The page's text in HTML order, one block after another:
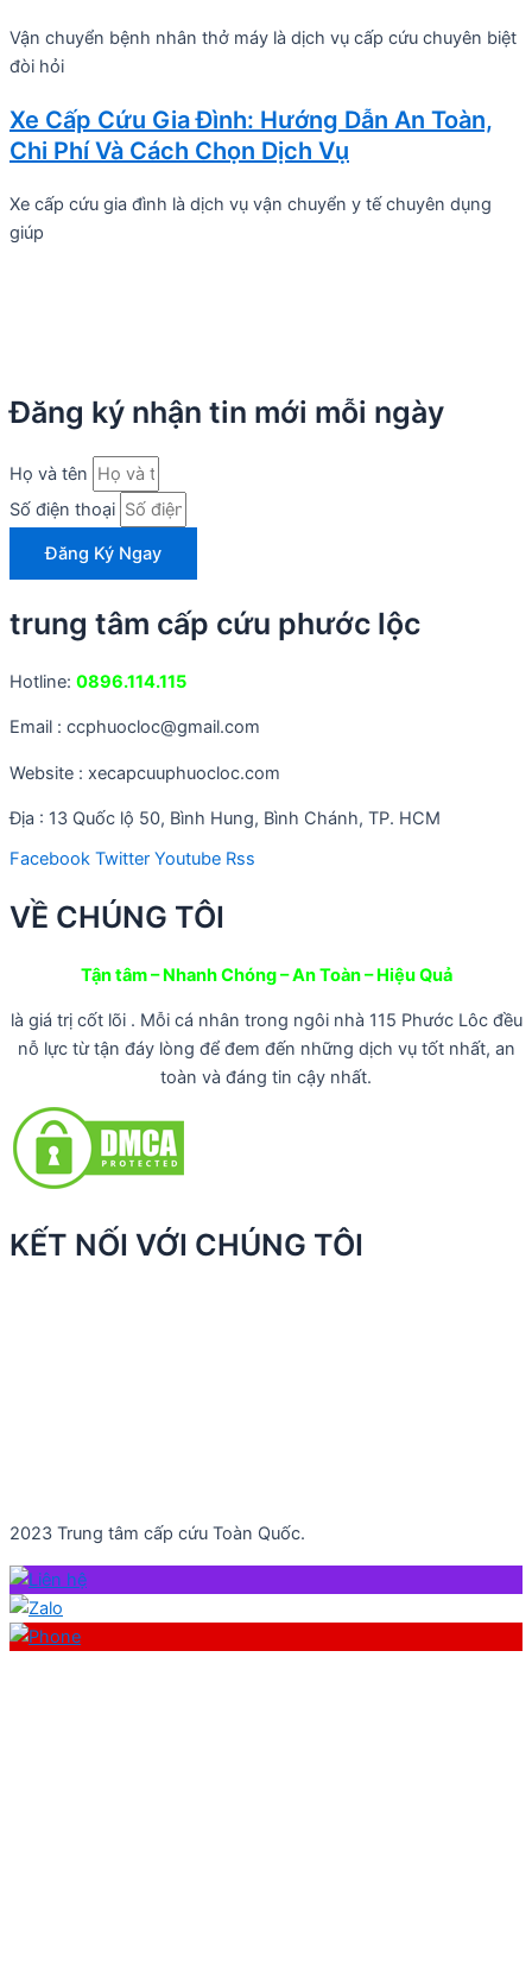
Vận chuyển bệnh nhân thở máy là dịch vụ cấp cứu chuyên biệt
đòi hỏi
Xe Cấp Cứu Gia Đình: Hướng Dẫn An Toàn,
Chi Phí Và Cách Chọn Dịch Vụ
Xe cấp cứu gia đình là dịch vụ vận chuyển y tế chuyên dụng
giúp
Đăng ký nhận tin mới mỗi ngày
Họ và tên
Số điện thoại
Đăng Ký Ngay
trung tâm cấp cứu phước lộc
Hotline: 0896.114.115
Email : ccphuocloc@gmail.com
Website : xecapcuuphuocloc.com
Địa : 13 Quốc lộ 50, Bình Hung, Bình Chánh, TP. HCM
Facebook Twitter Youtube Rss
VỀ CHÚNG TÔI
Tận tâm – Nhanh Chóng – An Toàn – Hiệu Quả
là giá trị cốt lõi . Mỗi cá nhân trong ngôi nhà 115 Phước Lôc đều
nỗ lực từ tận đáy lòng để đem đến những dịch vụ tốt nhất, an
toàn và đáng tin cậy nhất.
KẾT NỐI VỚI CHÚNG TÔI
2023 Trung tâm cấp cứu Toàn Quốc.